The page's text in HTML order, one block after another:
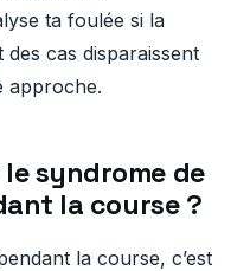
ta foulée si la
cas disparaissent
approche.
syndrome de
la course ?
la course, c’est